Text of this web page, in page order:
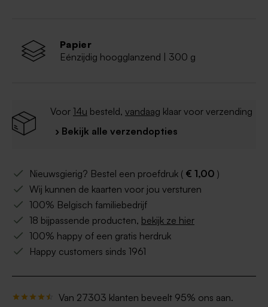
Papier
Eénzijdig hoogglanzend | 300 g
Voor 14u besteld, vandaag klaar voor verzending
› Bekijk alle verzendopties
Nieuwsgierig? Bestel een proefdruk ( € 1,00 )
Wij kunnen de kaarten voor jou versturen
100% Belgisch familiebedrijf
18 bijpassende producten, bekijk ze hier
100% happy of een gratis herdruk
Happy customers sinds 1961
Van 27303 klanten beveelt 95% ons aan.